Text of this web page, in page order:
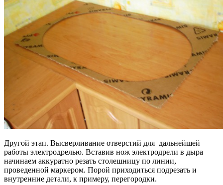
Другой этап. Высверливание отверстий для дальнейшей
работы электродрелью. Вставив нож электродрели в дыра
начинаем аккуратно резать столешницу по линии,
проведенной маркером. Порой приходиться подрезать и
внутренние детали, к примеру, перегородки.